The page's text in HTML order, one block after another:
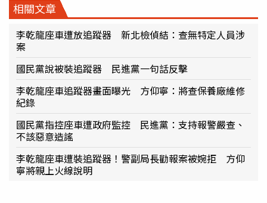
相關文章
李乾龍座車遭放追蹤器 新北檢偵結：查無特定人員涉
案
國民黨說被裝追蹤器 民進黨一句話反擊
李乾龍座車追蹤器畫面曝光 方仰寧：將查保養廠維修
紀錄
國民黨指控座車遭政府監控 民進黨：支持報警嚴查、
不該惡意造謠
李乾龍座車遭裝追蹤器！警副局長勸報案被婉拒 方仰
寧將親上火線說明